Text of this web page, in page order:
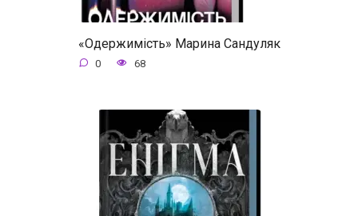
«Одержимість» Марина Сандуляк
0 68